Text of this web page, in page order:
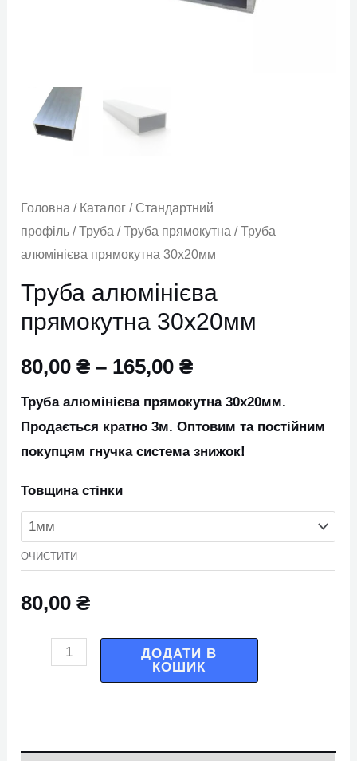
Головна / Каталог / Стандартний
профіль /Труба /Труба прямокутна / Труба
алюмінієва прямокутна 30х20мм
Труба алюмінієва
прямокутна 30х20мм
80,00₴ – 165,00₴
Труба алюмінієва прямокутна 30х20мм.
Продається кратно 3м. Оптовим та постійним
покупцям гнучка система знижок!
Товщина стінки
ОЧИСТИТИ
80,00₴
ДОДАТИ В
КОШИК